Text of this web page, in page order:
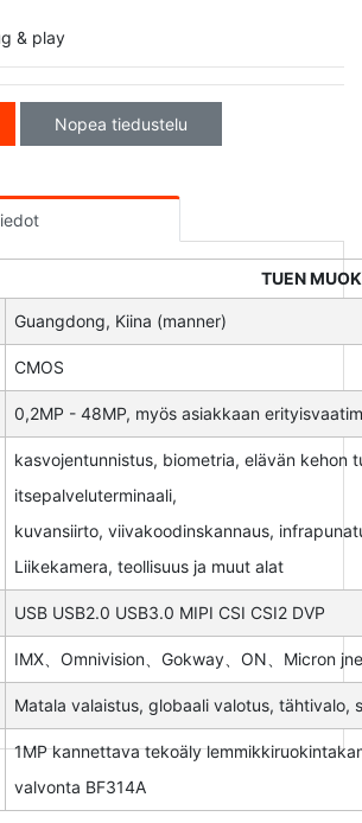
& play
Nopea tiedustelu
TUEN
Guangdong, Kiina (manner)
CMOS
0,2MP - 48MP, myös asiakkaan
kasvojentunnistus, biometria, elävän kehon
itsepalveluterminaali,
kuvansiirto, viivakoodinskannaus,
Liikekamera, teollisuus ja muut alat
USB USB2.0 USB3.0 MIPI CSI CSI2 DVP
IMX、Omnivision、Gokway、ON、Micron
Matala valaistus, globaali valotus,
1MP kannettava tekoäly
valvonta BF314A